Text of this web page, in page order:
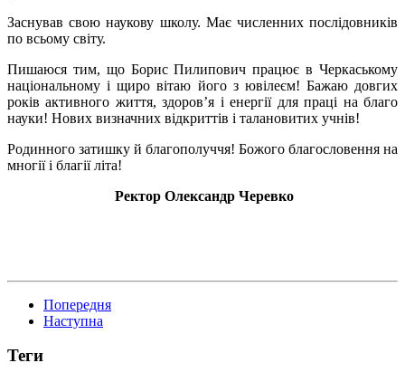
Заснував свою наукову школу. Має численних послідовників
по всьому світу.
Пишаюся тим, що Борис Пилипович працює в Черкаському
національному і щиро вітаю його з ювілеєм! Бажаю довгих
років активного життя, здоров’я і енергії для праці на благо
науки! Нових визначних відкриттів і талановитих учнів!
Родинного затишку й благополуччя! Божого благословення на
многії і благії літа!
Ректор Олександр Черевко
Попередня
Наступна
Теги